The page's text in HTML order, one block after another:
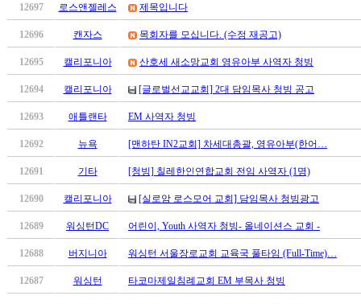
12697 로스앤젤레스 제목입니다
12696 캔자스 목회자를 모십니다. (수정 재공고)
12695 캘리포니아 산호세 새소망교회 영유아부 사역자 청빙
12694 캘리포니아 [글로벌선교교회] 2대 담임목사 청빙 공고
12693 애틀랜타 EM 사역자 청빙
12692 뉴욕 [맨하탄 IN2교회] 차세대총괄, 영유아부(한어…
12691 기타 [청빙] 칠레한인연합교회 전임 사역자 (1명)
12690 캘리포니아 [실로암 로스모어 교회] 담임목사 청빙광고
12689 워싱턴DC 어린이, Youth 사역자 청빙- 올네이션스 교회 -
12688 버지니아 워싱턴 서울장로교회 교육국 풀타임 (Full-Time)…
12687 워싱턴 타코마제일침례교회 EM 부목사 청빙